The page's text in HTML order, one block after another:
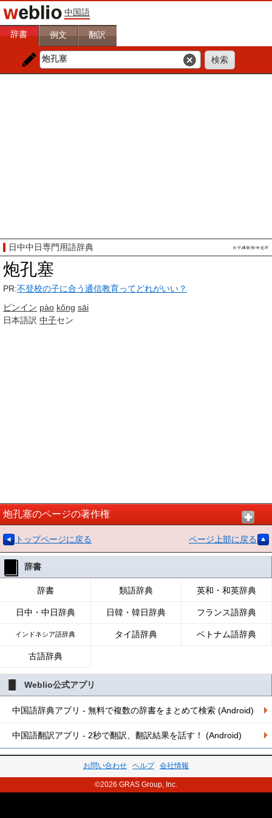
中国語
辞書 例文 翻訳
日中中日専門用語辞典
炮孔塞
PR:不登校の子に合う通信教育ってどれがいい？
ピンイン pào kǒng sāi
日本語訳 中子セン
炮孔塞のページの著作権
トップページに戻る ページ上部に戻る
辞書
辞書 類語辞典 英和・和英辞典
日中・中日辞典 日韓・韓日辞典 フランス語辞典
インドネシア語辞典 タイ語辞典 ベトナム語辞典
古語辞典
Weblio公式アプリ
中国語辞典アプリ - 無料で複数の辞書をまとめて検索 (Android)
中国語翻訳アプリ - 2秒で翻訳、翻訳結果を話す！ (Android)
お問い合わせ ヘルプ 会社情報
©2026 GRAS Group, Inc.